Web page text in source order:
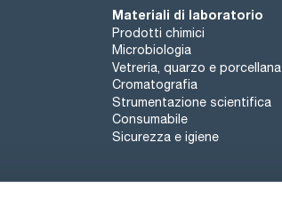
Materiali di laboratorio
Prodotti chimici
Microbiologia
Vetreria, quarzo e porcellana
Cromatografia
Strumentazione scientifica
Consumabile
Sicurezza e igiene